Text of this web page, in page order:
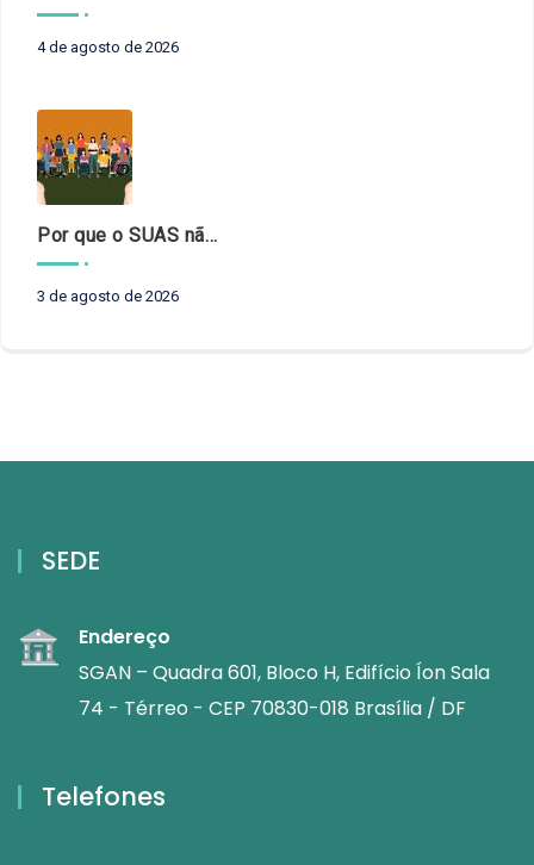
4 de agosto de 2026
Por que o SUAS não pode esperar?
3 de agosto de 2026
SEDE
Endereço
SGAN – Quadra 601, Bloco H, Edifício Íon Sala
74 - Térreo - CEP 70830-018 Brasília / DF
Telefones